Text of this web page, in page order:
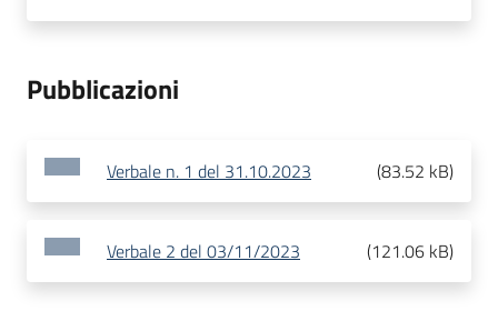
Pubblicazioni
Verbale n. 1 del 31.10.2023 (83.52 kB)
Verbale 2 del 03/11/2023 (121.06 kB)